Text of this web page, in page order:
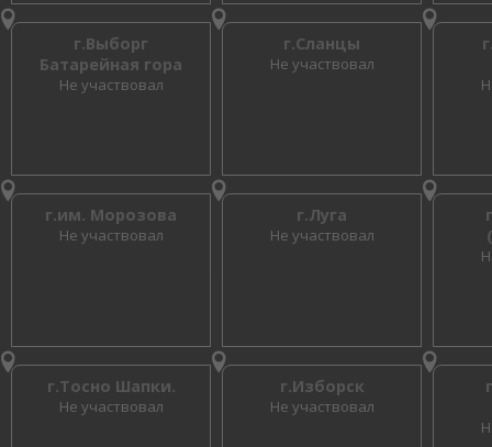
г.Выборг
Батарейная гора
Не участвовал
г.Сланцы
Не участвовал
г.им. Морозова
Не участвовал
г.Луга
Не участвовал
г.Тосно Шапки.
Не участвовал
г.Изборск
Не участвовал